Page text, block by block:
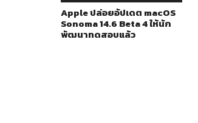
Apple ปล่อยอัปเดต macOS
Sonoma 14.6 Beta 4 ให้นัก
พัฒนาทดสอบแล้ว